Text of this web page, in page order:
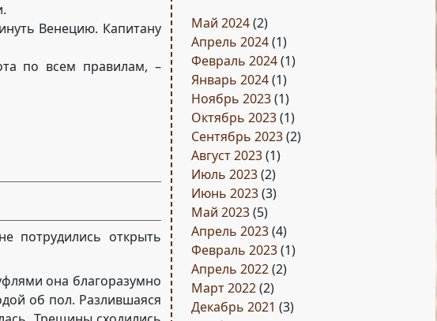
Венецию. Капитану
по всем правилам, –
потрудились открыть
она благоразумно
об пол. Разлившаяся
Май 2024(2)
Апрель 2024(1)
Февраль 2024(1)
Январь 2024(1)
Ноябрь 2023(1)
Октябрь 2023(1)
Сентябрь 2023(2)
Август 2023(1)
Июль 2023(2)
Июнь 2023(3)
Май 2023(5)
Апрель 2023(4)
Февраль 2023(1)
Апрель 2022(2)
Март 2022(2)
Декабрь 2021 (3)